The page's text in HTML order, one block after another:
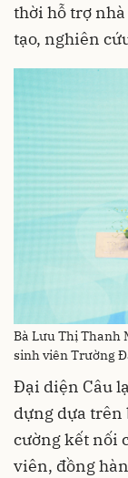
thời hỗ trợ
tạo, nghiên
Bà Lưu Thị Thanh
sinh viên Trường
Đại diện Câu
dựng dựa
cường kết nối
viên, đồng